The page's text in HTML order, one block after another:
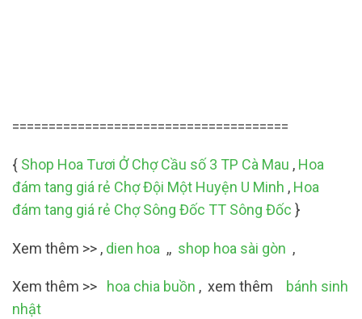
======================================
{ Shop Hoa Tươi Ở Chợ Cầu số 3 TP Cà Mau , Hoa
đám tang giá rẻ Chợ Đội Một Huyện U Minh , Hoa
đám tang giá rẻ Chợ Sông Đốc TT Sông Đốc }
Xem thêm >> , dien hoa ,, shop hoa sài gòn ,
Xem thêm >> hoa chia buồn , xem thêm
bánh sinh
nhật